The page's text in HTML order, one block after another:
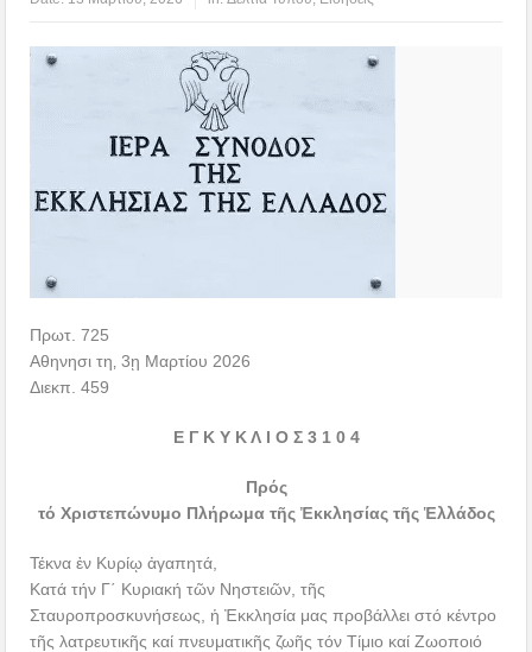
Πρωτ. 725
Αθηνησι τη‚ 3ῃ Μαρτίου 2026
Διεκπ. 459
Ε Γ Κ Υ Κ Λ Ι Ο Σ 3 1 0 4
Πρός
τό Χριστεπώνυμο Πλήρωμα τῆς Ἐκκλησίας τῆς Ἑλλάδος
Τέκνα ἐν Κυρίῳ ἀγαπητά,
Κατά τήν Γ΄ Κυριακή τῶν Νηστειῶν, τῆς
Σταυροπροσκυνήσεως, ἡ Ἐκκλησία μας προβάλλει στό κέντρο
τῆς λατρευτικῆς καί πνευματικῆς ζωῆς τόν Τίμιο καί Ζωοποιό